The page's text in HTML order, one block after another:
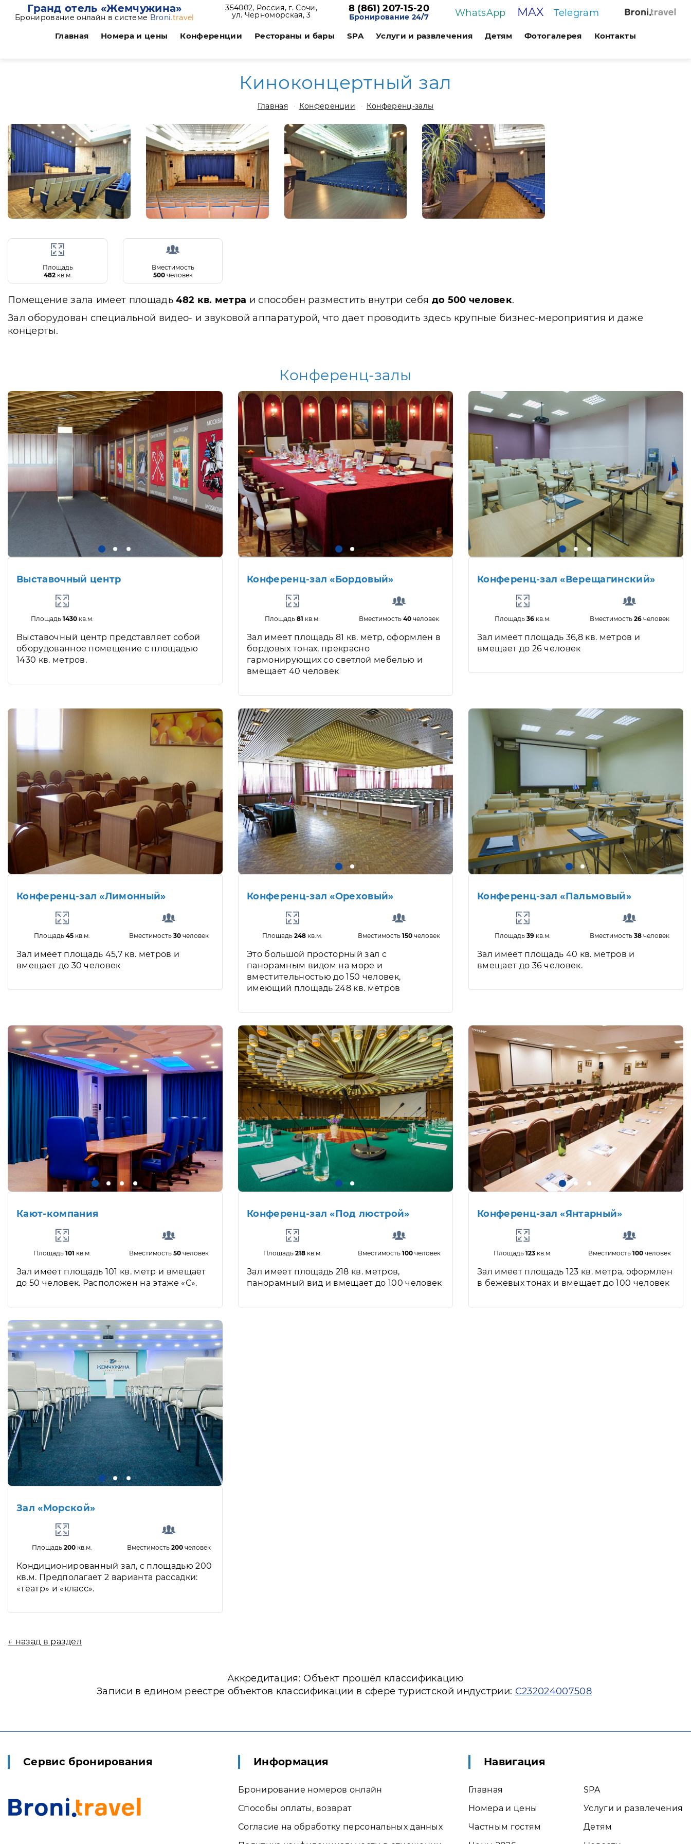
Гранд отель «Жемчужина»
Бронирование онлайн в системе Broni.travel
354002, Россия, г. Сочи,
ул. Черноморская, 3
8 (861) 207-15-20
Бронирование 24/7 WhatsApp MAX Telegram
Главная Номера и цены Конференции Рестораны и бары SPA Услуги и развлечения Детям Фотогалерея Контакты
Киноконцертный зал
Главная Конференции Конференц-залы
Площадь
482кв.м.
Вместимость
500человек
Помещение зала имеет площадь482 кв. метра и способен разместить внутри себя до 500 человек.
Зал оборудован специальной видео- и звуковой аппаратурой, что дает проводить здесь крупные бизнес-мероприятия и даже
концерты.
Конференц-залы
Выставочный центр
Площадь 1430кв.м.
Выставочный центр представляет собой
оборудованное помещение с площадью
1430 кв. метров.
Конференц-зал «Бордовый»
Площадь81 кв.м. Вместимость40 человек
Зал имеет площадь 81 кв. метр, оформлен в
бордовых тонах, прекрасно
гармонирующих со светлой мебелью и
вмещает 40 человек
Конференц-зал «Верещагинский»
Площадь36 кв.м. Вместимость 26человек
Зал имеет площадь 36,8 кв. метров и
вмещает до 26 человек
Конференц-зал «Лимонный»
Площадь45 кв.м. Вместимость 30человек
Зал имеет площадь 45,7 кв. метров и
вмещает до 30 человек
Конференц-зал «Ореховый»
Площадь248 кв.м. Вместимость150 человек
Это большой просторный зал с
панорамным видом на море и
вместительностью до 150 человек,
имеющий площадь 248 кв. метров
Конференц-зал «Пальмовый»
Площадь39 кв.м. Вместимость 38человек
Зал имеет площадь 40 кв. метров и
вмещает до 36 человек.
Кают-компания
Площадь 101 кв.м. Вместимость 50человек
Зал имеет площадь 101 кв. метр и вмещает
до 50 человек. Расположен на этаже «С».
Конференц-зал «Под люстрой»
Площадь 218кв.м. Вместимость 100человек
Зал имеет площадь 218 кв. метров,
панорамный вид и вмещает до 100 человек
Конференц-зал «Янтарный»
Площадь123 кв.м. Вместимость 100человек
Зал имеет площадь 123 кв. метра, оформлен
в бежевых тонах и вмещает до 100 человек
Зал «Морской»
Площадь200 кв.м. Вместимость 200человек
Кондиционированный зал, с площадью 200
кв.м. Предполагает 2 варианта рассадки:
«театр» и «класс».
← назад в раздел
Аккредитация: Объект прошёл классификацию
Записи в едином реестре объектов классификации в сфере туристской индустрии: С232024007508
Сервис бронирования Информация
Бронирование номеров онлайн
Способы оплаты, возврат
Согласие на обработку персональных данных
Навигация
Главная
Номера и цены
Частным гостям
SPA
Услуги и развлечения
Детям